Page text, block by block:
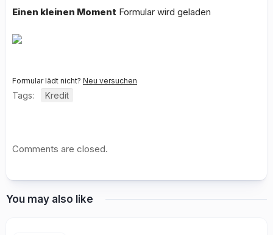
Einen kleinen Moment Formular wird geladen
Formular lädt nicht? Neu versuchen
Tags: Kredit
Comments are closed.
You may also like